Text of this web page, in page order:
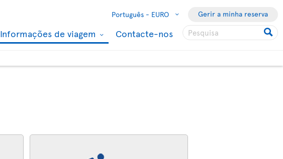
Português - EURO Gerir a minha reserva
Informações de viagem Contacte-nos